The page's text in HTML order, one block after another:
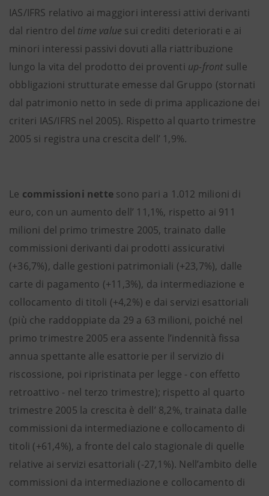
IAS/IFRS relativo ai maggiori interessi attivi derivanti
dal rientro del time value sui crediti deteriorati e ai
minori interessi passivi dovuti alla riattribuzione
lungo la vita del prodotto dei proventi up-frontsulle
obbligazioni strutturate emesse dal Gruppo (stornati
dal patrimonio netto in sede di prima applicazione dei
criteri IAS/IFRS nel 2005). Rispetto al quarto trimestre
2005 si registra una crescita dell’ 1,9%.
Le commissioni nette sono pari a 1.012 milioni di
euro, con un aumento dell’ 11,1%, rispetto ai 911
milioni del primo trimestre 2005, trainato dalle
commissioni derivanti dai prodotti assicurativi
(+36,7%), dalle gestioni patrimoniali (+23,7%), dalle
carte di pagamento (+11,3%), da intermediazione e
collocamento di titoli (+4,2%) e dai servizi esattoriali
(più che raddoppiate da 29 a 63 milioni, poiché nel
primo trimestre 2005 era assente l’indennità fissa
annua spettante alle esattorie per il servizio di
riscossione, poi ripristinata per legge - con effetto
retroattivo - nel terzo trimestre); rispetto al quarto
trimestre 2005 la crescita è dell’ 8,2%, trainata dalle
commissioni da intermediazione e collocamento di
titoli (+61,4%), a fronte del calo stagionale di quelle
relative ai servizi esattoriali (-27,1%). Nell’ambito delle
commissioni da intermediazione e collocamento di